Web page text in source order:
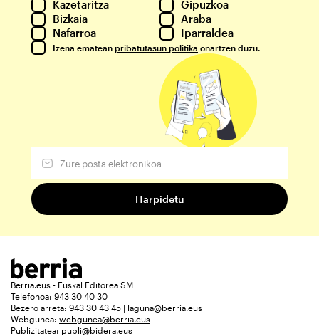
Kazetaritza
Gipuzkoa
Bizkaia
Araba
Nafarroa
Iparraldea
Izena ematean pribatutasun politika onartzen duzu.
Berria.eus - Euskal Editorea SM
Telefonoa: 943 30 40 30
Bezero arreta: 943 30 43 45 | laguna@berria.eus
Webgunea: webgunea@berria.eus
Publizitatea: publi@bidera.eus